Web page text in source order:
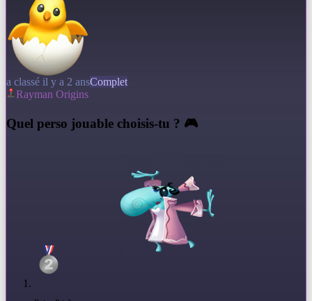
a classé il y a 2 ansComplet
Rayman Origins
Quel perso jouable choisis-tu ? 🎮